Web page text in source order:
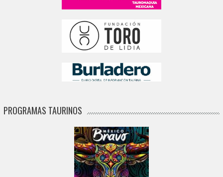
PROGRAMAS TAURINOS